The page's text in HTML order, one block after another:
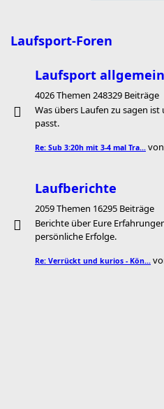
Laufsport-Foren
Laufsport allgemein
4026 Themen 248329 Beiträge
Was übers Laufen zu sagen
passt.
Re: Sub 3:20h mit 3-4 mal Tra… von
Laufberichte
2059 Themen 16295 Beiträge
Berichte über Eure
persönliche Erfolge.
Re: Verrückt und kurios - Kön…